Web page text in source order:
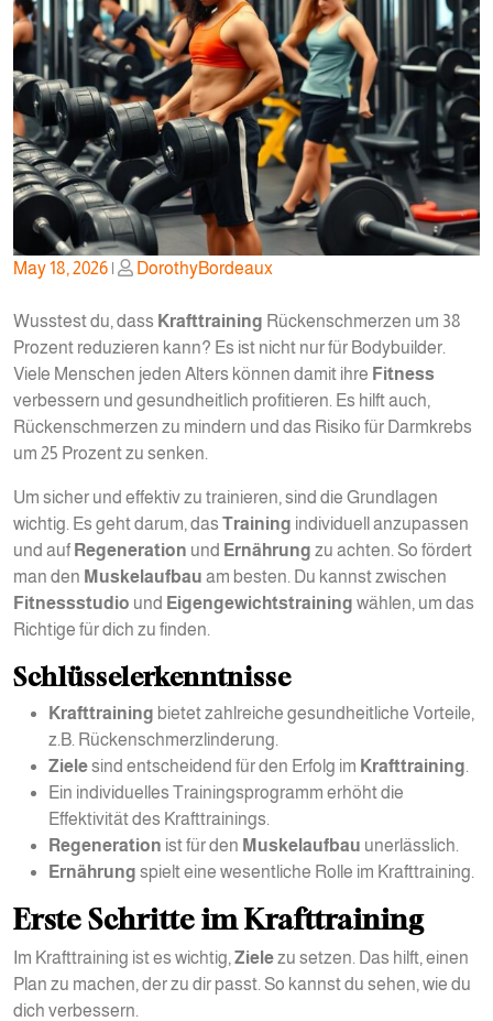
Posted
May 18, 2026 | Posted
DorothyBordeaux
Wusstest du, dass Krafttraining Rückenschmerzen um 38
Prozent reduzieren kann? Es ist nicht nur für Bodybuilder.
Viele Menschen jeden Alters können damit ihre Fitness
verbessern und gesundheitlich profitieren. Es hilft auch,
Rückenschmerzen zu mindern und das Risiko für Darmkrebs
um 25 Prozent zu senken.
Um sicher und effektiv zu trainieren, sind die Grundlagen
wichtig. Es geht darum, das Training individuell anzupassen
und auf Regeneration und Ernährung zu achten. So fördert
man den Muskelaufbau am besten. Du kannst zwischen
Fitnessstudio und Eigengewichtstraining wählen, um das
Richtige für dich zu finden.
Schlüsselerkenntnisse
Krafttraining bietet zahlreiche gesundheitliche Vorteile,
z.B. Rückenschmerzlinderung.
Zielesind entscheidend für den Erfolg im Krafttraining.
Ein individuelles Trainingsprogramm erhöht die
Effektivität des Krafttrainings.
Regeneration ist für den Muskelaufbau unerlässlich.
Ernährung spielt eine wesentliche Rolle im Krafttraining.
Erste Schritte im Krafttraining
Im Krafttraining ist es wichtig, Zielezu setzen. Das hilft, einen
Plan zu machen, der zu dir passt. So kannst du sehen, wie du
dich verbessern.